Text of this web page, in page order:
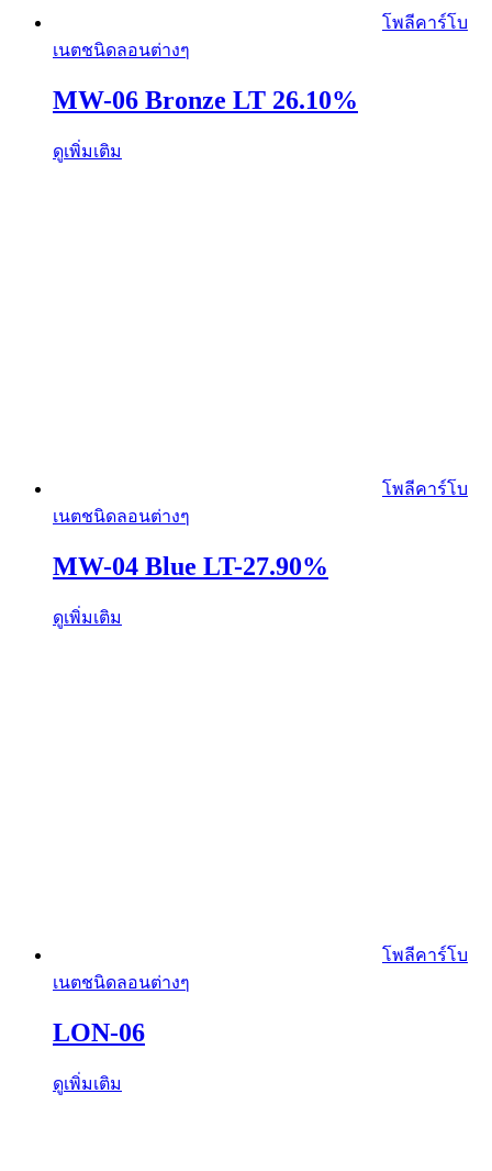
โพลีคาร์โบ
เนตชนิดลอนต่างๆ
MW-06 Bronze LT 26.10%
ดูเพิ่มเติม
โพลีคาร์โบ
เนตชนิดลอนต่างๆ
MW-04 Blue LT-27.90%
ดูเพิ่มเติม
โพลีคาร์โบ
เนตชนิดลอนต่างๆ
LON-06
ดูเพิ่มเติม